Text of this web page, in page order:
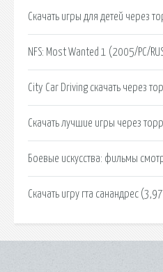
Скачать игры для детей через
NFS: Most Wanted 1 (2005/PC/
City Car Driving скачать через
Скачать лучшие игры через
Боевые искусства: фильмы
Скачать игру гта санандрес